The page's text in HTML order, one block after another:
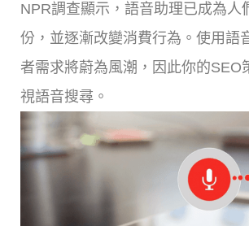
NPR調查顯示，語音助理已成為人
份，並逐漸改變消費行為。使用語
者需求將蔚為風潮，因此你的SEO
視語音搜尋。